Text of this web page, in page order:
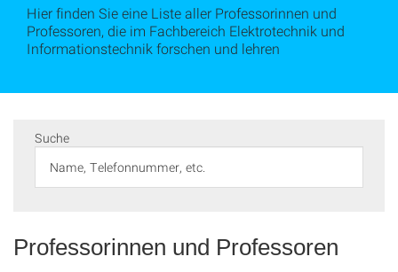
Hier finden Sie eine Liste aller Professorinnen und
Professoren, die im Fachbereich Elektrotechnik und
Informationstechnik forschen und lehren
Suche
Professorinnen und Professoren